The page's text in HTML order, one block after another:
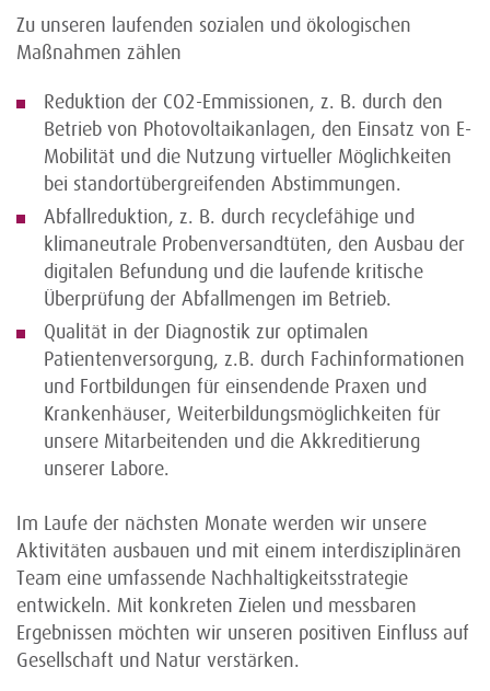
Zu unseren laufenden sozialen und ökologischen
Maßnahmen zählen
Reduktion der CO2-Emmissionen, z. B. durch den
Betrieb von Photovoltaikanlagen, den Einsatz von E-
Mobilität und die Nutzung virtueller Möglichkeiten
bei standortübergreifenden Abstimmungen.
Abfallreduktion, z. B. durch recyclefähige und
klimaneutrale Probenversandtüten, den Ausbau der
digitalen Befundung und die laufende kritische
Überprüfung der Abfallmengen im Betrieb.
Qualität in der Diagnostik zur optimalen
Patientenversorgung, z.B. durch Fachinformationen
und Fortbildungen für einsendende Praxen und
Krankenhäuser, Weiterbildungsmöglichkeiten für
unsere Mitarbeitenden und die Akkreditierung
unserer Labore.
Im Laufe der nächsten Monate werden wir unsere
Aktivitäten ausbauen und mit einem interdisziplinären
Team eine umfassende Nachhaltigkeitsstrategie
entwickeln. Mit konkreten Zielen und messbaren
Ergebnissen möchten wir unseren positiven Einfluss auf
Gesellschaft und Natur verstärken.